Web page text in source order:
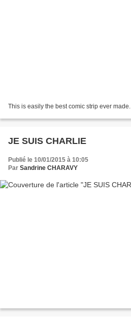
This is easily the best comic strip ever made.
JE SUIS CHARLIE
Publié le 10/01/2015 à 10:05
Par Sandrine CHARAVY